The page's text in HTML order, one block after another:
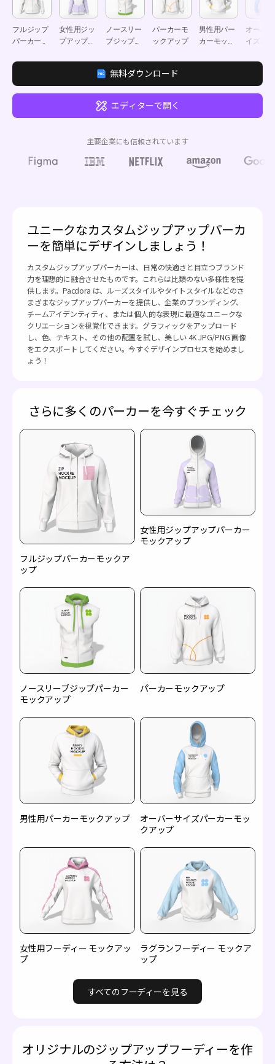
フルジップ
パーカーモ
女性用ジッ
プアップパ
クアップ
ノースリー
ブジップパ
クアップ
パーカーモ
ックアップ
男性用パー
カーモック
オーバ
イズパ
ップ
無料ダウンロード
エディターで開く
主要企業にも信頼されています
ユニークなカスタムジップアップパーカ
ーを簡単にデザインしましょう！
カスタムジップアップパーカーは、日常の快適さと目立つブランド
力を理想的に融合させたものです。これらは比類のない多様性を提
供します。Pacdora は、ルーズスタイルやタイトスタイルなどのさ
まざまなジップアップパーカーを提供し、企業のブランディング、
チームアイデンティティ、または個人的な表現に最適なユニークな
クリエーションを視覚化できます。グラフィックをアップロード
し、色、テキスト、その他の配置を試し、美しい 4K JPG/PNG 画像
をエクスポートしてください。今すぐデザインプロセスを始めまし
ょう！
さらに多くのパーカーを今すぐチェック
フルジップパーカーモックア
ップ
女性用ジップアップパーカー
モックアップ
ノースリーブジップパーカー
モックアップ
パーカーモックアップ
男性用パーカーモックアップ
オーバーサイズパーカーモッ
クアップ
女性用フーディー モックアッ
プ
ラグランフーディー モックア
ップ
すべてのフーディーを見る
オリジナルのジップアップフーディーを作